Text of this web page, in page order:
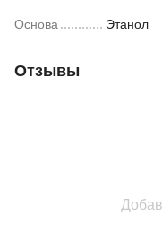
Основа Этанол
Отзывы